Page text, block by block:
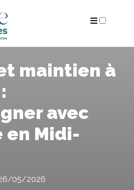
ARCHIVES
maintien à
avec
en Midi-
05/2026